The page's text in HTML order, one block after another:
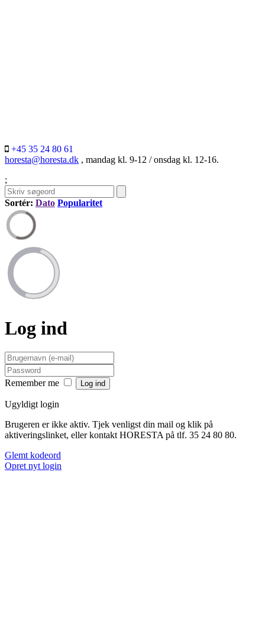
+45 35 24 80 61
horesta@horesta.dk , mandag kl. 9-12 / onsdag kl. 12-16.
;
Sortér: Dato Popularitet
Log ind
Remember me
Ugyldigt login
Brugeren er ikke aktiv. Tjek venligst din mail og klik på
aktiveringslinket, eller kontakt HORESTA på tlf. 35 24 80 80.
Glemt kodeord
Opret nyt login